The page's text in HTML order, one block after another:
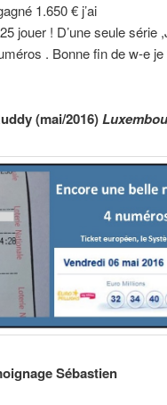
1.650 € j’ai
jouer ! D’une seule série
. Bonne fin de w-e
(mai/2016)
Sébastien